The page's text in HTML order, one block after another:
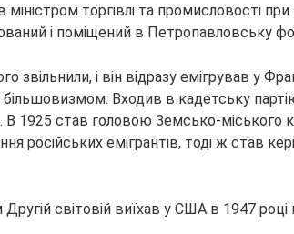
міністром торгівлі та промисловості
і поміщений в Петропавловську
звільнили, і він відразу емігрував у
Входив в кадетську
В 1925 став головою Земсько-міського
російських емігрантів, тоді ж став
світовій виїхав у США в 1947